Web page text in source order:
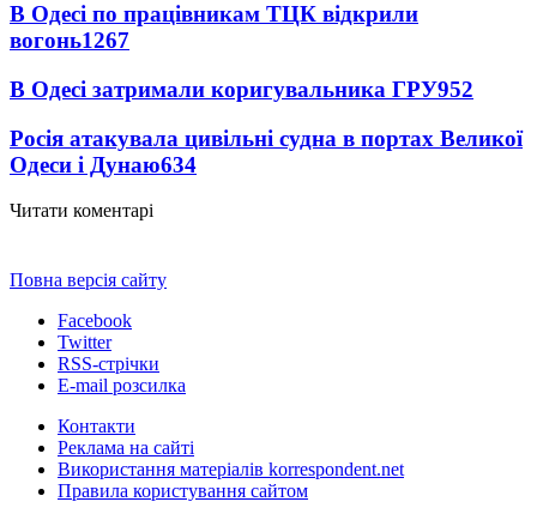
В Одесі по працівникам ТЦК відкрили
вогонь1267
В Одесі затримали коригувальника ГРУ952
Росія атакувала цивільні судна в портах Великої
Одеси і Дунаю634
Читати коментарі
Повна версія сайту
Facebook
Twitter
RSS-стрічки
E-mail розсилка
Контакти
Реклама на сайті
Використання матеріалів korrespondent.net
Правила користування сайтом